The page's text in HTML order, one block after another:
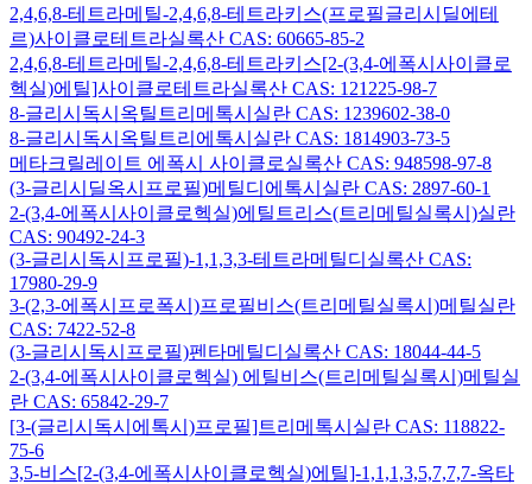
2,4,6,8-테트라메틸-2,4,6,8-테트라키스(프로필글리시딜에테
르)사이클로테트라실록산 CAS: 60665-85-2
2,4,6,8-테트라메틸-2,4,6,8-테트라키스[2-(3,4-에폭시사이클로
헥실)에틸]사이클로테트라실록산 CAS: 121225-98-7
8-글리시독시옥틸트리메톡시실란 CAS: 1239602-38-0
8-글리시독시옥틸트리에톡시실란 CAS: 1814903-73-5
메타크릴레이트 에폭시 사이클로실록산 CAS: 948598-97-8
(3-글리시딜옥시프로필)메틸디에톡시실란 CAS: 2897-60-1
2-(3,4-에폭시사이클로헥실)에틸트리스(트리메틸실록시)실란
CAS: 90492-24-3
(3-글리시독시프로필)-1,1,3,3-테트라메틸디실록산 CAS:
17980-29-9
3-(2,3-에폭시프로폭시)프로필비스(트리메틸실록시)메틸실란
CAS: 7422-52-8
(3-글리시독시프로필)펜타메틸디실록산 CAS: 18044-44-5
2-(3,4-에폭시사이클로헥실) 에틸비스(트리메틸실록시)메틸실
란 CAS: 65842-29-7
[3-(글리시독시에톡시)프로필]트리메톡시실란 CAS: 118822-
75-6
3,5-비스[2-(3,4-에폭시사이클로헥실)에틸]-1,1,1,3,5,7,7,7-옥타